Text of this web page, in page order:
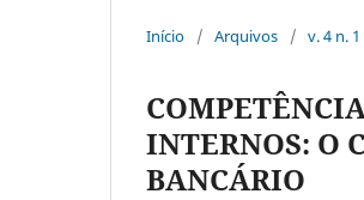
Início / Arquivos / v. 4 n.
INTERNOS: O
BANCÁRIO